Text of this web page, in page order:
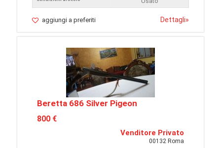
aggiungi a preferiti Dettagli»
Beretta 686 Silver Pigeon
800 €
Venditore Privato
00132 Roma